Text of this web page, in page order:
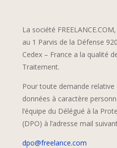
La société
au 1 Parvis de la Défense
Cedex – France a la qualité
Traitement.
Pour toute demande
données à caractère
l’équipe du Délégué à la
(DPO) à l’adresse mail
dpo@freelance.com